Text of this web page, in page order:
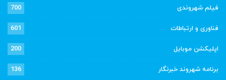
فیلم شهروندی 700
فناوری و ارتباطات 601
اپلیکشن موبایل 200
برنامه شهروند خبرنگار 136